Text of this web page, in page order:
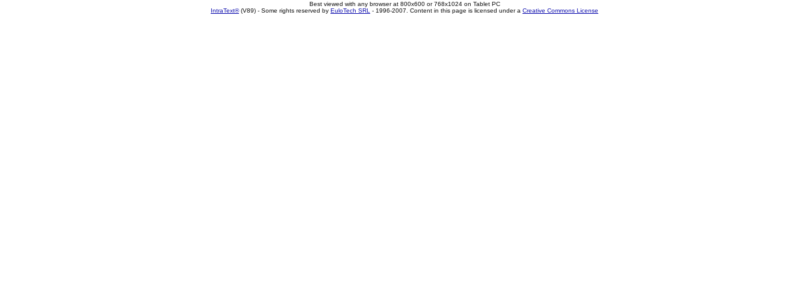
Best viewed with any browser at 800x600 or 768x1024 on Tablet PC
IntraText®(V89) - Some rights reserved by EuloTech SRL - 1996-2007. Content in this page is licensed under a Creative Commons License